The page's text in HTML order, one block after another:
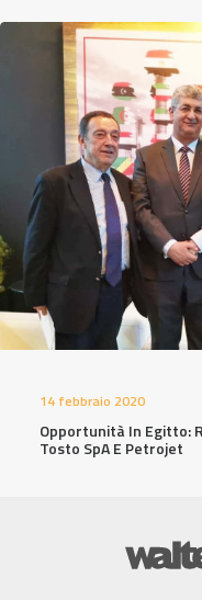
14 febbraio 2020
Opportunità In Egitto:
Tosto SpA E Petrojet